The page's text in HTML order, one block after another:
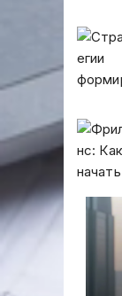
или
без
или